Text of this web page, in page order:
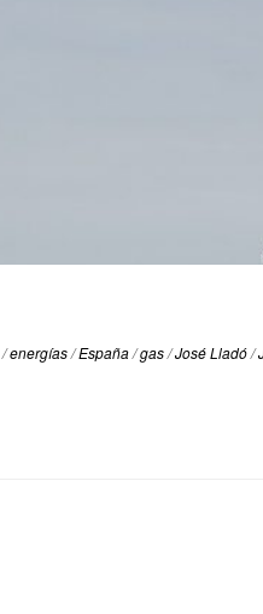
/energías/España/gas/José Lladó/